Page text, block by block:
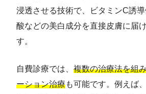
浸透させる技術で、ビタミンC誘
酸などの美白成分を直接皮膚に届
す。
自費診療では、 複数の治療法を組
ーション治療も可能です。例えば